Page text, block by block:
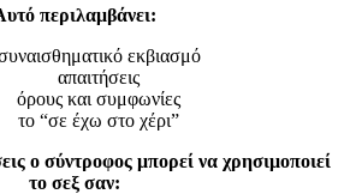
περιλαμβάνει:
εκβιασμό
απαιτήσεις
όρους και συμφωνίες
το “σε έχω στο χέρι”
ο σύντροφος μπορεί να χρησιμοποιεί
το σεξ σαν: